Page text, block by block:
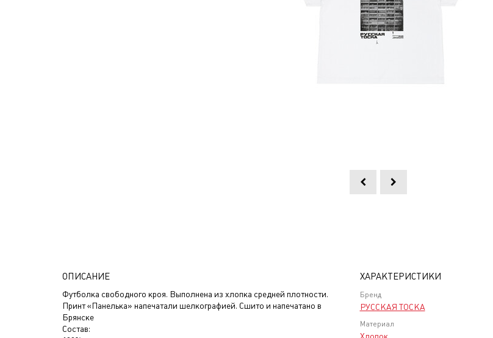
ОПИСАНИЕ
Футболка свободного кроя. Выполнена из хлопка средней плотности.
Принт «Панелька» напечатали шелкографией. Сшито и напечатано в
Брянске
Состав:
ХАРАКТЕРИСТИКИ
Бренд
РУССКАЯ ТОСКА
Материал